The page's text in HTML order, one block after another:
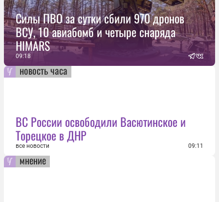
Силы ПВО за сутки сбили 970 дронов
ВСУ, 10 авиабомб и четыре снаряда
HIMARS
09:18
новость часа
ВС России освободили Васютинское и
Торецкое в ДНР
все новости 09:11
мнение